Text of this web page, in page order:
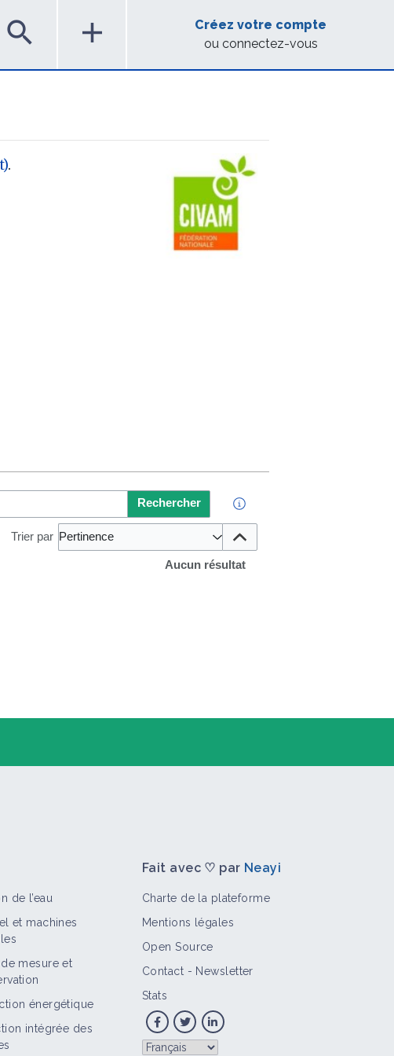
search add
Créez votre compte
ou connectez-vous
.
Rechercher
Trier par Pertinence
Aucun résultat
de l’eau
et machines
mesure et
énergétique
intégrée des
Fait avec ♡ par Neayi
Charte de la plateforme
Mentions légales
Open Source
Contact - Newsletter
Stats